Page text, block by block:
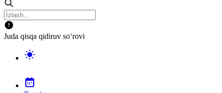
Juda qisqa qidiruv so‘rovi